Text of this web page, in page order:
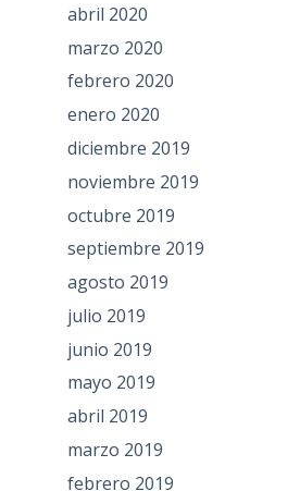
abril 2020
marzo 2020
febrero 2020
enero 2020
diciembre 2019
noviembre 2019
octubre 2019
septiembre 2019
agosto 2019
julio 2019
junio 2019
mayo 2019
abril 2019
marzo 2019
febrero 2019